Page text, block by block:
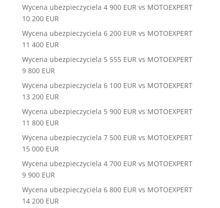
Wycena ubezpieczyciela 4 900 EUR vs MOTOEXPERT
10 200 EUR
Wycena ubezpieczyciela 6 200 EUR vs MOTOEXPERT
11 400 EUR
Wycena ubezpieczyciela 5 555 EUR vs MOTOEXPERT
9 800 EUR
Wycena ubezpieczyciela 6 100 EUR vs MOTOEXPERT
13 200 EUR
Wycena ubezpieczyciela 5 900 EUR vs MOTOEXPERT
11 800 EUR
Wycena ubezpieczyciela 7 500 EUR vs MOTOEXPERT
15 000 EUR
Wycena ubezpieczyciela 4 700 EUR vs MOTOEXPERT
9 900 EUR
Wycena ubezpieczyciela 6 800 EUR vs MOTOEXPERT
14 200 EUR